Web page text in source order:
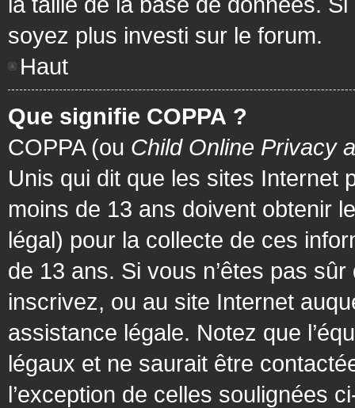
soyez plus investi sur le forum.
Haut
Que signifie COPPA ?
COPPA (ou Child Online Privacy
Unis qui dit que les sites Internet
moins de 13 ans doivent obtenir
légal) pour la collecte de ces
de 13 ans. Si vous n’êtes pas
inscrivez, ou au site Internet
assistance légale. Notez que
légaux et ne saurait être
l’exception de celles soulignées